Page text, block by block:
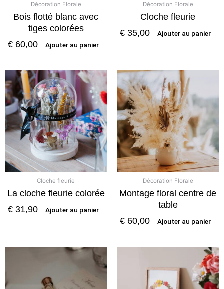
Décoration Florale
Bois flotté blanc avec
tiges colorées
€ 60,00 Ajouter au panier
Décoration Florale
Cloche fleurie
€ 35,00 Ajouter au panier
Cloche fleurie
La cloche fleurie colorée
€ 31,90 Ajouter au panier
Décoration Florale
Montage floral centre de
table
€ 60,00 Ajouter au panier